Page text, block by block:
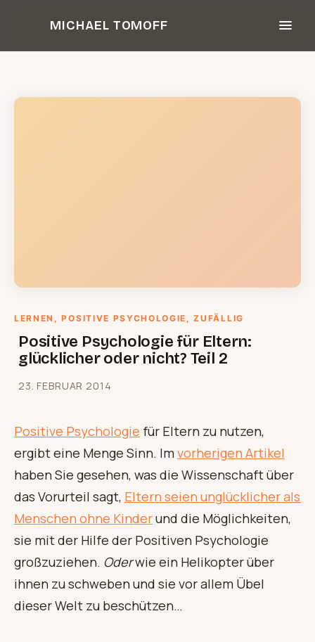
MICHAEL TOMOFF
LERNEN , POSITIVE PSYCHOLOGIE , ZUFÄLLIG
Positive Psychologie für Eltern:
glücklicher oder nicht? Teil 2
23. FEBRUAR 2014
Positive Psychologie für Eltern zu nutzen,
ergibt eine Menge Sinn. Imvorherigen Artikel
haben Sie gesehen, was die Wissenschaft über
das Vorurteil sagt, Eltern seien unglücklicher als
Menschen ohne Kinderund die Möglichkeiten,
sie mit der Hilfe der Positiven Psychologie
großzuziehen. Oderwie ein Helikopter über
ihnen zu schweben und sie vor allem Übel
dieser Welt zu beschützen…